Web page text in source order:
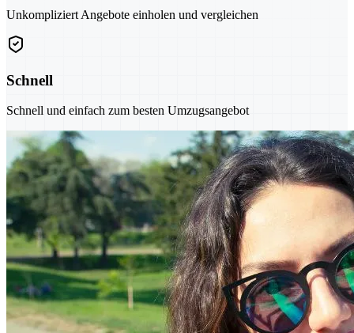
Unkompliziert Angebote einholen und vergleichen
Schnell
Schnell und einfach zum besten Umzugsangebot